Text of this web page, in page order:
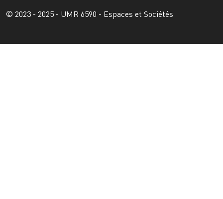
© 2023 - 2025 - UMR 6590 - Espaces et Sociétés